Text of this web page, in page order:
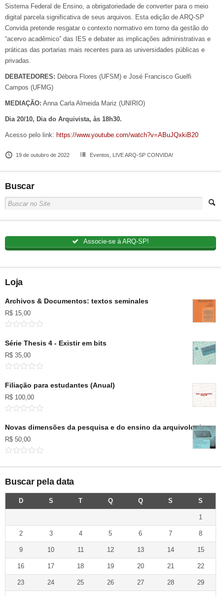
Sistema Federal de Ensino, a obrigatoriedade de converter para o meio
digital parcela significativa de seus arquivos. Esta edição de ARQ-SP
Convida pretende resgatar o contexto normativo em torno da gestão do
“acervo acadêmico” das IES e debater as implicações administrativas e
práticas das portarias mais recentes para as universidades públicas e
privadas.
DEBATEDORES: Débora Flores (UFSM) e José Francisco Guelfi
Campos (UFMG)
MEDIAÇÃO: Anna Carla Almeida Mariz (UNIRIO)
Dia 20/10, Dia do Arquivista, às 18h30.
Acesso pelo link: https://www.youtube.com/watch?v=ABuJQxkiB20
19 de outubro de 2022 Eventos LIVE ARQ-SP CONVIDA!
Buscar
Associe-se à ARQ-SP!
Loja
Archivos & Documentos: textos seminales
R$ 15,00
Série Thesis 4 - Existir em bits
R$ 35,00
Filiação para estudantes (Anual)
R$ 100,00
Novas dimensões da pesquisa e do ensino da arquivologia no
R$ 50,00
Buscar pela data
D S T Q Q S S
1
2 3 4 5 6 7 8
9 10 11 12 13 14 15
16 17 18 19 20 21 22
23 24 25 26 27 28 29